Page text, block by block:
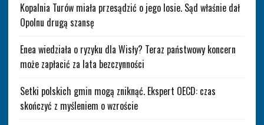
Kopalnia Turów miała przesądzić o jego losie. Sąd właśnie dał
Opolnu drugą szansę
Enea wiedziała o ryzyku dla Wisły? Teraz państwowy koncern
może zapłacić za lata bezczynności
Setki polskich gmin mogą zniknąć. Ekspert OECD: czas
skończyć z myśleniem o wzroście